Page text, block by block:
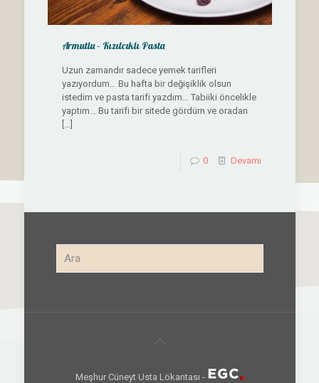
Armutlu – Kızılcıklı Pasta
Uzun zamandır sadece yemek tarifleri
yazıyordum… Bu hafta bir değişiklik olsun
istedim ve pasta tarifi yazdım… Tabiiki öncelikle
yaptım… Bu tarifi bir sitede gördüm ve oradan
[…]
0 Devamı
Meşhur Cüneyt Usta Lökantası -